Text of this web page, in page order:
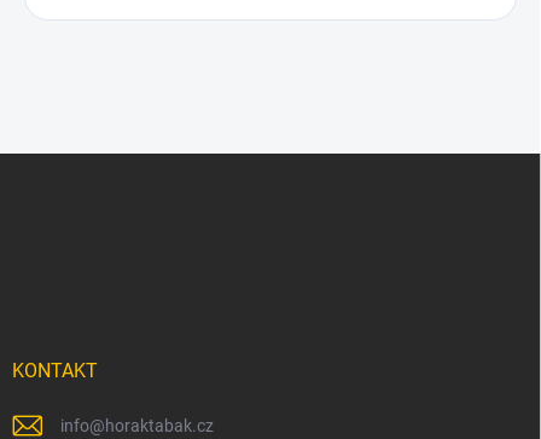
KONTAKT
info@horaktabak.cz